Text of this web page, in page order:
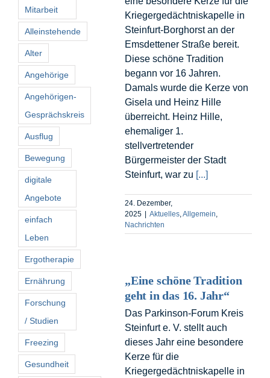
Kriegergedächtniskapelle in
Steinfurt-Borghorst an der
Emsdettener Straße bereit.
Diese schöne Tradition
begann vor 16 Jahren.
Damals wurde die Kerze von
Gisela und Heinz Hille
überreicht. Heinz Hille,
ehemaliger 1.
stellvertretender
Bürgermeister der Stadt
Steinfurt, war zu [...]
24. Dezember,
2025 | Aktuelles Allgemein
Nachrichten
„Eine schöne Tradition
geht in das 16. Jahr“
Das Parkinson-Forum Kreis
Steinfurt e. V. stellt auch
dieses Jahr eine besondere
Kerze für die
Kriegergedächtniskapelle in
Mitarbeit
Alleinstehende
Alter
Angehörige
Angehörigen-
Gesprächskreis
Ausflug
Bewegung
digitale
Angebote
einfach
Leben
Ergotherapie
Ernährung
Forschung
/ Studien
Freezing
Gesundheit